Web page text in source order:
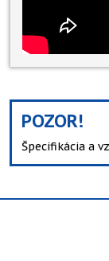
POZOR!
Špecifikácia a